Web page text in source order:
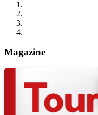
Magazine